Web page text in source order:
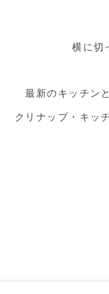
横に切
最新のキッチン
クリナップ・キッ